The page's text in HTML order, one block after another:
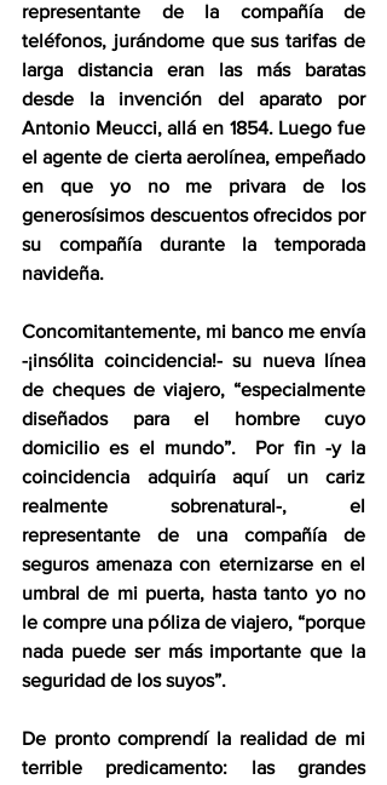
representante de la compañía de
teléfonos, jurándome que sus tarifas de
larga distancia eran las más baratas
desde la invención del aparato por
Antonio Meucci, allá en 1854. Luego fue
el agente de cierta aerolínea, empeñado
en que yo no me privara de los
generosísimos descuentos ofrecidos por
su compañía durante la temporada
navideña.
Concomitantemente, mi banco me envía
-¡insólita coincidencia!- su nueva línea
de cheques de viajero, “especialmente
diseñados para el hombre cuyo
domicilio es el mundo”.  Por fin -y la
coincidencia adquiría aquí un cariz
realmente sobrenatural-, el
representante de una compañía de
seguros amenaza con eternizarse en el
umbral de mi puerta, hasta tanto yo no
le compre una póliza de viajero, “porque
nada puede ser más importante que la
seguridad de los suyos”.
De pronto comprendí la realidad de mi
terrible predicamento: las grandes